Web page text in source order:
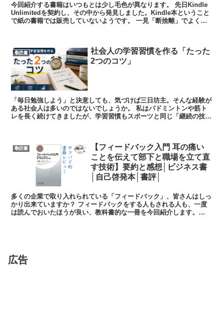
今回紹介する書籍はいつもとは少し毛色が異なります。 先日Kindle
Unlimitedを契約し、その中から発見しました。Kindle本ということ
で紙の書籍では販売していないようです。 一見「断捨離」でよくあ
📚読書
社会人の学習習慣を作る「たった
2つのコツ」
「毎日勉強しよう」と決意しても、気づけば三日坊主。そんな経験が
ある社会人は多いのではないでしょうか。 私はバドミントンや筋ト
レを長く続けてきましたが、学習習慣もスポーツと同じ「継続の技
📚読書
【フィードバック入門 耳の痛い
ことを伝えて部下と職場を立て直
す技術】要約と感想│ビジネス書
│自己啓発本│書評│
多くの企業で取り入れられている「フィードバック」、皆さんはしっ
かり出来ていますか？ フィードバックをする人もされる人も、一度
は読んでおいたほうが良い、教科書的な一冊を今回紹介します。
広告